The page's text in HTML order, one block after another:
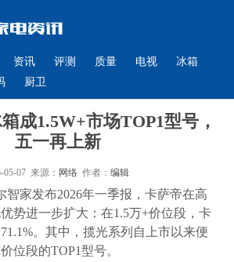
资讯 评测 质量 电视
冰箱
厨卫
成1.5W+市场TOP1型号，
五一再上新
05-07 来源： 网络作者： 编辑
智家发布2026年一季报，卡萨帝在高
势进一步扩大：在1.5万+价位段，卡
。其中，揽光系列自上市以来便
位段的TOP1型号。